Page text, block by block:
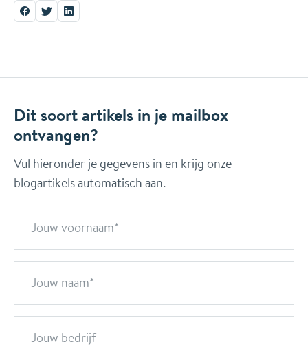
Dit soort artikels in je mailbox
ontvangen?
Vul hieronder je gegevens in en krijg onze
blogartikels automatisch aan.
Jouw voornaam
Jouw naam
Jouw bedrijf